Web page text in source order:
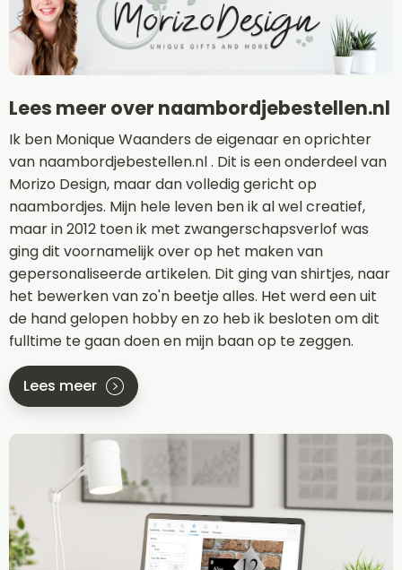
Lees meer over naambordjebestellen.nl
Ik ben Monique Waanders de eigenaar en oprichter
van naambordjebestellen.nl . Dit is een onderdeel van
Morizo Design, maar dan volledig gericht op
naambordjes. Mijn hele leven ben ik al wel creatief,
maar in 2012 toen ik met zwangerschapsverlof was
ging dit voornamelijk over op het maken van
gepersonaliseerde artikelen. Dit ging van shirtjes, naar
het bewerken van zo'n beetje alles. Het werd een uit
de hand gelopen hobby en zo heb ik besloten om dit
fulltime te gaan doen en mijn baan op te zeggen.
Lees meer